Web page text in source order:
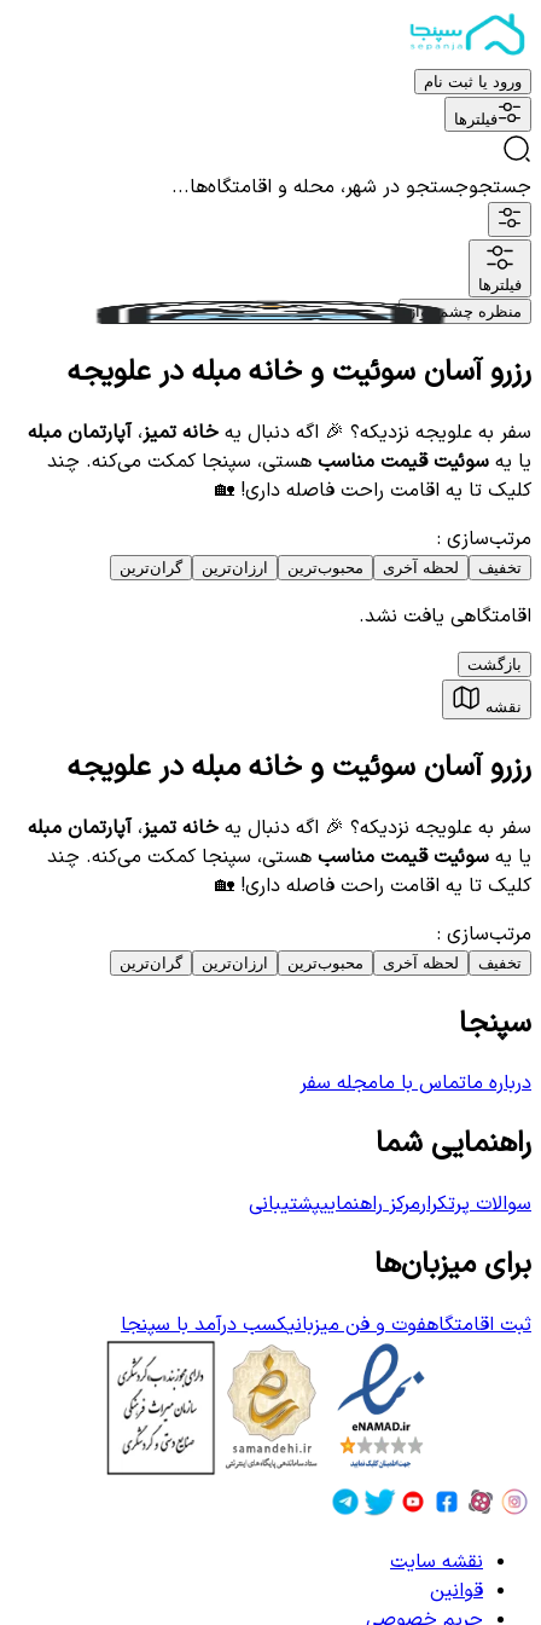
ورود یا ثبت نام
فیلترها
جستجوجستجو در شهر، محله و اقامتگاه‌ها...
فیلترها
منظره چشم نواز
رزرو آسان سوئیت و خانه مبله در علویجه
سفر به علویجه نزدیکه؟ 🎉 اگه دنبال یه خانه تمیز،آپارتمان مبله
یا یه سوئیت قیمت مناسب هستی، سپنجا کمکت می‌کنه. چند
کلیک تا یه اقامت راحت فاصله داری! 🏡
مرتب‌سازی :
تخفیف لحظه آخری محبوب‌ترین ارزان‌ترین گران‌ترین
اقامتگاهی یافت نشد.
بازگشت
نقشه
رزرو آسان سوئیت و خانه مبله در علویجه
سفر به علویجه نزدیکه؟ 🎉 اگه دنبال یه خانه تمیز،آپارتمان مبله
یا یه سوئیت قیمت مناسب هستی، سپنجا کمکت می‌کنه. چند
کلیک تا یه اقامت راحت فاصله داری! 🏡
مرتب‌سازی :
تخفیف لحظه آخری محبوب‌ترین ارزان‌ترین گران‌ترین
سپنجا
درباره ماتماس با مامجله سفر
راهنمایی شما
سوالات پرتکرارمرکز راهنماییپشتیبانی
برای میزبان‌ها
ثبت اقامتگاهفوت و فن میزبانیکسب درآمد با سپنجا
نقشه سایت
قوانین